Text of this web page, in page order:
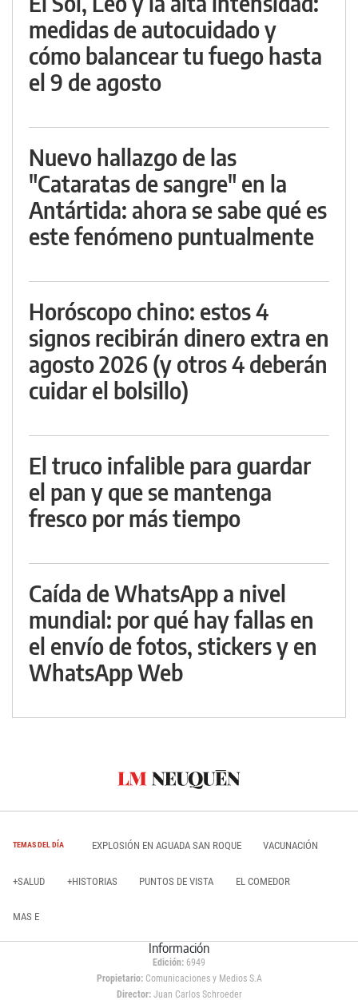
medidas de autocuidado y
cómo balancear tu fuego hasta
el 9 de agosto
Nuevo hallazgo de las
"Cataratas de sangre" en la
Antártida: ahora se sabe qué es
este fenómeno puntualmente
Horóscopo chino: estos 4
signos recibirán dinero extra en
agosto 2026 (y otros 4 deberán
cuidar el bolsillo)
El truco infalible para guardar
el pan y que se mantenga
fresco por más tiempo
Caída de WhatsApp a nivel
mundial: por qué hay fallas en
el envío de fotos, stickers y en
WhatsApp Web
TEMAS DEL DÍA EXPLOSIÓN EN AGUADA SAN ROQUE VACUNACIÓN
+SALUD +HISTORIAS PUNTOS DE VISTA EL COMEDOR
MAS E
Información
Edición: 6949
Propietario:Comunicaciones y Medios S.A
Director: Juan Carlos Schroeder